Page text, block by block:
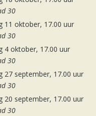
30
11 oktober, 17.00 uur
30
4 oktober, 17.00 uur
30
27 september, 17.00 uur
30
20 september, 17.00 uur
30